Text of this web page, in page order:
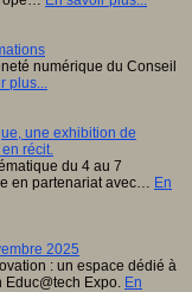
numérique du Conseil
plus...
une exhibition de
récit.
du 4 au 7
en partenariat avec… En
2025
: un espace dédié à
Expo. En